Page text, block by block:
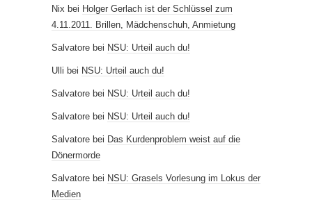
Nix bei Holger Gerlach ist der Schlüssel zum
4.11.2011. Brillen, Mädchenschuh, Anmietung
Salvatore bei NSU: Urteil auch du!
Ulli bei NSU: Urteil auch du!
Salvatore bei NSU: Urteil auch du!
Salvatore bei NSU: Urteil auch du!
Salvatore bei Das Kurdenproblem weist auf die
Dönermorde
Salvatore bei NSU: Grasels Vorlesung im Lokus der
Medien